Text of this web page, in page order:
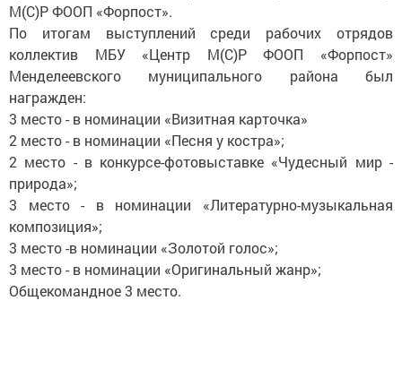
М(С)Р ФООП «Форпост».
По итогам выступлений среди рабочих отрядов
коллектив МБУ «Центр М(С)Р ФООП «Форпост»
Менделеевского муниципального района был
награжден:
3 место - в номинации «Визитная карточка»
2 место - в номинации «Песня у костра»;
2 место - в конкурсе-фотовыставке «Чудесный мир -
природа»;
3 место - в номинации «Литературно-музыкальная
композиция»;
3 место -в номинации «Золотой голос»;
3 место - в номинации «Оригинальный жанр»;
Общекомандное 3 место.